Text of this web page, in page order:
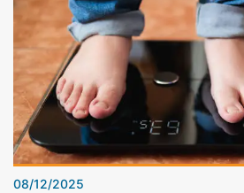
08/12/2025